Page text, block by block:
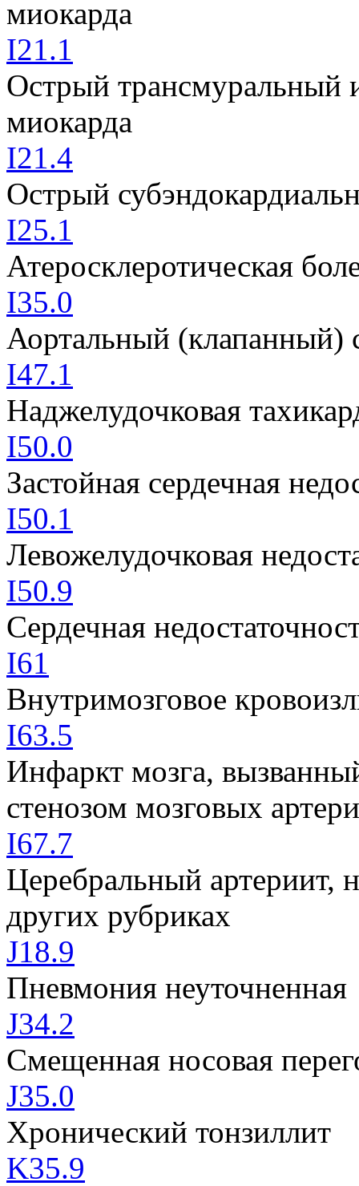
миокарда
I21.1
Острый трансмуральный
миокарда
I21.4
Острый
I25.1
Атеросклеротическая
I35.0
Аортальный (клапанный)
I47.1
Наджелудочковая
I50.0
Застойная сердечная
I50.1
Левожелудочковая
I50.9
Сердечная
I61
Внутримозговое
I63.5
Инфаркт мозга,
стенозом мозговых
I67.7
Церебральный артериит,
других рубриках
J18.9
Пневмония неуточненная
J34.2
Смещенная носовая
J35.0
Хронический тонзиллит
K35.9